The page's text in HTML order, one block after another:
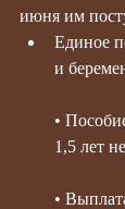
июня им
Единое
и
•
1,5 лет
•